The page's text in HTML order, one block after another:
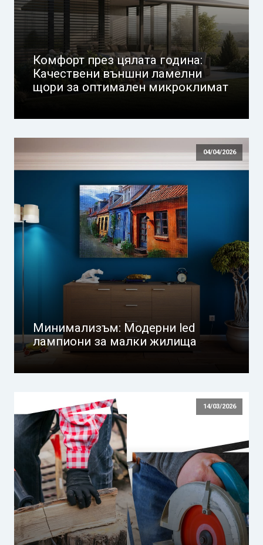
Комфорт през цялата година:
Качествени външни ламелни
щори за оптимален микроклимат
04/04/2026
Минимализъм: Модерни led
лампиони за малки жилища
14/03/2026